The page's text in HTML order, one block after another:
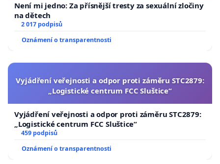
Není mi jedno: Za přísnější tresty za sexuální zločiny
na dětech
2 017 podpisů
Oznámení o transparentnosti
Vyjádření veřejnosti a odpor proti záměru STC2879:
„Logistické centrum FCC Sluštice“
Vyjádření veřejnosti a odpor proti záměru STC2879:
„Logistické centrum FCC Sluštice“
459 podpisů
Oznámení o transparentnosti